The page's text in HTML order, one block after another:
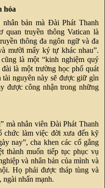
hóa
bản mà Đài Phát Thanh
quan truyền thông Vatican là
thông đa ngôn ngữ và đa
mười mấy ký tự khác nhau”.
là một “kinh nghiệm quý
là một trường học phổ quát
nguyên này sẽ được giữ gìn
được công nhận trong những
mà nhân viên Đài Phát Thanh
chức làm việc đời xưa đến kỹ
nay”, cha khen các cố gắng
thành muốn tiếp tục phục vụ
và nhân bản của mình và
Họ phải được tháp tùng và
ngài nhấn mạnh.